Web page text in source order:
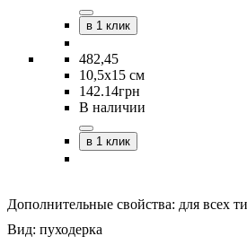
в 1 клик
482,45
10,5х15 см
142.14грн
В наличии
в 1 клик
Дополнительные свойства: для всех
Вид: пуходерка